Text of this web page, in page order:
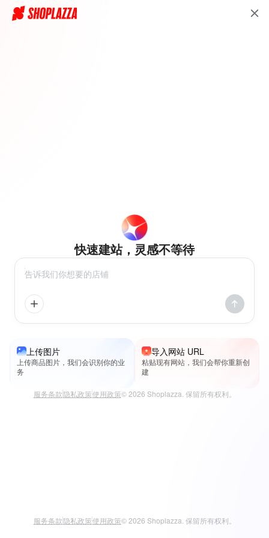
快速建站，灵感不等待
上传图片
上传商品图片，我们会识别你的业
务
导入网站 URL
粘贴现有网站，我们会帮你重新创
建
服务条款隐私政策使用政策© 2026 Shoplazza. 保留所有权利。
服务条款隐私政策使用政策© 2026 Shoplazza. 保留所有权利。